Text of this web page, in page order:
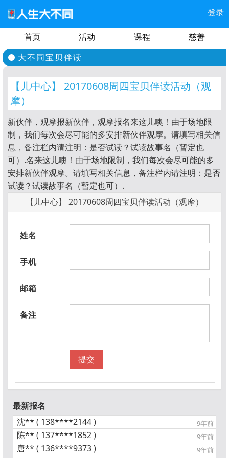
登录
首页 活动 课程
慈善
大不同宝贝伴读
【儿中心】 20170608周四宝贝伴读活动（观
摩）
新伙伴，观摩报新伙伴，观摩报名来这儿噢！由于场地限
制，我们每次会尽可能的多安排新伙伴观摩。请填写相关信
息，备注栏内请注明：是否试读？试读故事名（暂定也
可）.名来这儿噢！由于场地限制，我们每次会尽可能的多
安排新伙伴观摩。请填写相关信息，备注栏内请注明：是否
试读？试读故事名（暂定也可）.
【儿中心】 20170608周四宝贝伴读活动（观摩）
姓名
手机
邮箱
备注
提交
最新报名
沈** ( 138****2144 )
9年前
陈** ( 137****1852 ) 9年前
唐** ( 136****9373 ) 9年前